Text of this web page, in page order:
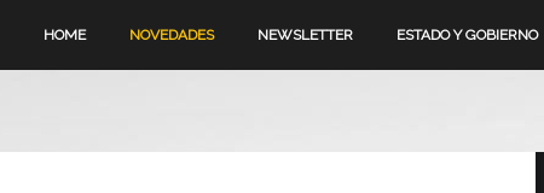
HOME NOVEDADES NEWSLETTER ESTADO Y GOBIERNO